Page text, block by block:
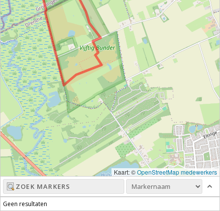
Kaart: ©OpenStreetMap medewerkers
Geen resultaten